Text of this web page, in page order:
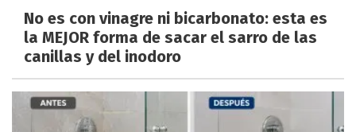
No es con vinagre ni bicarbonato: esta es
la MEJOR forma de sacar el sarro de las
canillas y del inodoro